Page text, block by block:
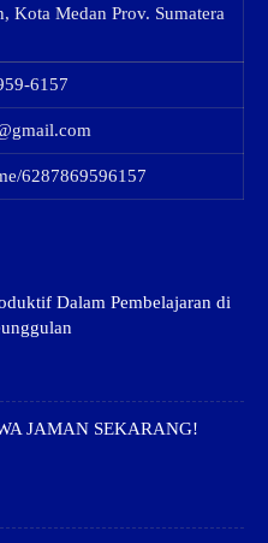
Kota Medan Prov. Sumatera
6157
6287869596157
Dalam Pembelajaran di
JAMAN SEKARANG!